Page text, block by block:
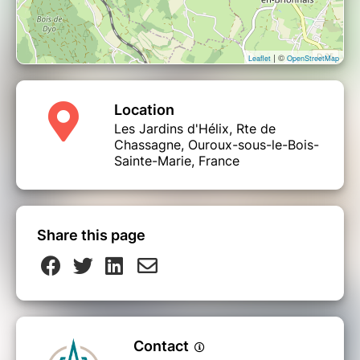
Leaflet | © OpenStreetMap
Location
Les Jardins d'Hélix, Rte de
Chassagne, Ouroux-sous-le-Bois-
Sainte-Marie, France
Share this page
Contact